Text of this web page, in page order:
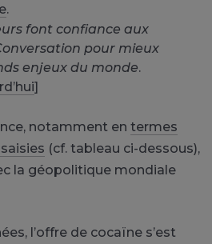
.
font confiance aux
pour mieux
enjeux du monde.
]
notamment en termes
(cf. tableau ci-dessous),
la géopolitique mondiale
l’offre de cocaïne s’est